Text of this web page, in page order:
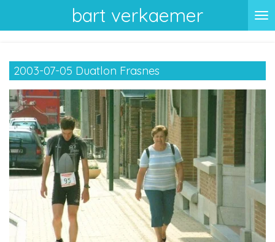
direct
de
hoofdinhoud
bart verkaemer
2003-07-05 Duatlon Frasnes